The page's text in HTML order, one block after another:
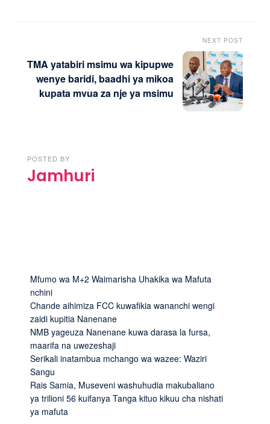
NEXT POST
TMA yatabiri msimu wa kipupwe
wenye baridi, baadhi ya mikoa
kupata mvua za nje ya msimu
POSTED BY
Jamhuri
Mfumo wa M+2 Waimarisha Uhakika wa Mafuta
nchini
Chande aihimiza FCC kuwafikia wananchi wengi
zaidi kupitia Nanenane
NMB yageuza Nanenane kuwa darasa la fursa,
maarifa na uwezeshaji
Serikali inatambua mchango wa wazee: Waziri
Sangu
Rais Samia, Museveni washuhudia makubaliano
ya trilioni 56 kuifanya Tanga kituo kikuu cha nishati
ya mafuta